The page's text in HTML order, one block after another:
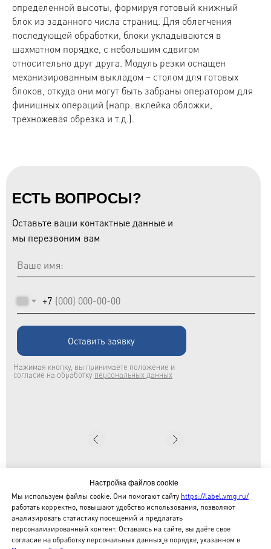
определенной высоты, формируя готовый книжный
блок из заданного числа страниц. Для облегчения
последующей обработки, блоки укладываются в
шахматном порядке, с небольшим сдвигом
относительно друг друга. Модуль резки оснащен
механизированным выкладом – столом для готовых
блоков, откуда они могут быть забраны оператором для
финишных операций (напр. вклейка обложки,
трехножевая обрезка и т.д.).
Нажимая кнопку, вы принимаете положение и
согласие на обработку персональных данных
Ваше имя:
+7
Оставить заявку
ЕСТЬ ВОПРОСЫ?
Оставьте ваши контактные данные и
мы перезвоним вам
Коммерческий директор Евгения
Емановская
Настройка файлов cookie
Мы используем файлы cookie. Они помогают сайту https://label.vmg.ru/
работать корректно, повышают удобство использования, позволяют
анализировать статистику посещений и предлагать
персонализированный контент. Оставаясь на сайте, вы даёте свое
согласие на обработку персональных данных в порядке, указанном в